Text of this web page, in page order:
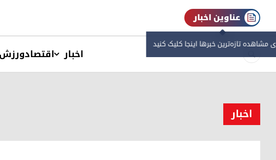
عناوین اخبار
مشاهده‌ تازه‌ترین خبرها اینجا کلیک کنید
اخبار اقتصاد
اخبار